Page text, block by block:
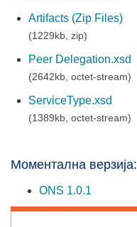
Artifacts (Zip Files)
(1229kb, zip)
Peer Delegation.xsd
(2642kb, octet-stream)
ServiceType.xsd
(1389kb, octet-stream)
Моментална верзија:
ONS 1.0.1